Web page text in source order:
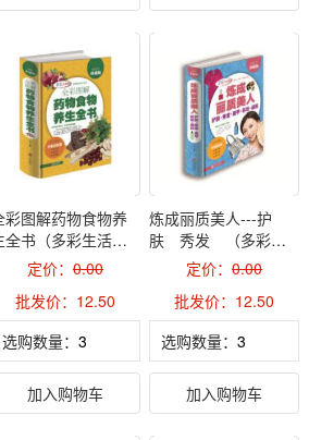
彩图解药物食物养
全书（多彩生活
馆）2定价： 0.00
批发价：12.50
选购数量：
加入购物车
炼成丽质美人---护
肤 秀发 （多彩生
活馆）2定价：0.00
批发价：12.50
选购数量：
加入购物车